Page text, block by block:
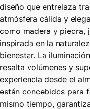
diseño que entrelaza
atmósfera cálida y
como madera y piedra,
inspirada en la
bienestar. La
resalta volúmenes y
experiencia desde el
están concebidos para
mismo tiempo,